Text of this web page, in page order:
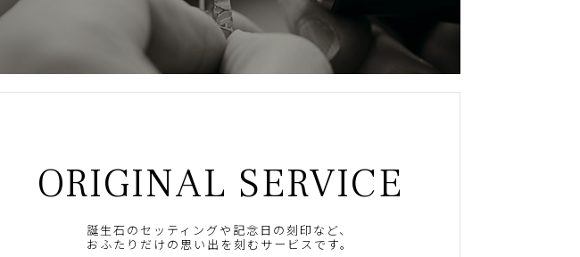
ORIGINAL SERVICE
誕生石のセッティングや記念日の刻印など、
おふたりだけの思い出を刻むサービスです。